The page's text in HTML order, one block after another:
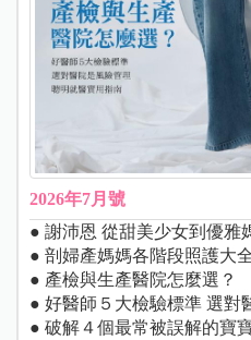
2026年7月號
● 謝沛恩 從甜美少女到優雅
● 剖婦產媽媽各階段照護大
● 產檢與生產醫院怎麼選？
● 好醫師５大檢驗標準 選對
● 破解４個最常被誤解的寶